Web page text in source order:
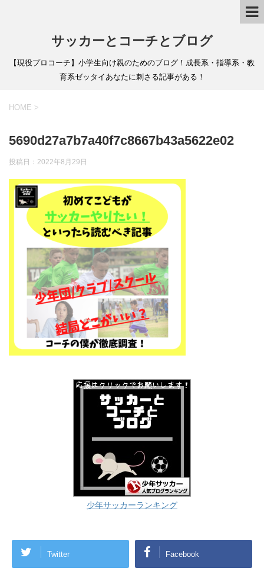
サッカーとコーチとブログ
【現役プロコーチ】小学生向け親のためのブログ！成長系・指導系・教
育系ゼッタイあなたに刺さる記事がある！
HOME >
5690d27a7b7a40f7c8667b43a5622e02
投稿日： 2022年8月29日
少年サッカーランキング
Twitter Facebook